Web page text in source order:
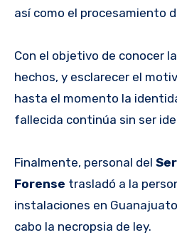
así como el procesamiento
Con el objetivo de conocer
hechos, y esclarecer el
hasta el momento la
fallecida continúa sin ser
Finalmente, personal del
Forense trasladó a la
instalaciones en
cabo la necropsia de ley.